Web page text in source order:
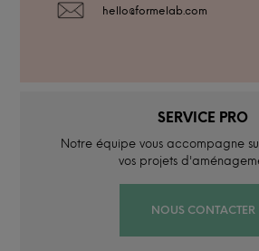
hello@formelab.com
SERVICE PRO
Notre équipe vous accompagne
vos projets
NOUS CONTACTER